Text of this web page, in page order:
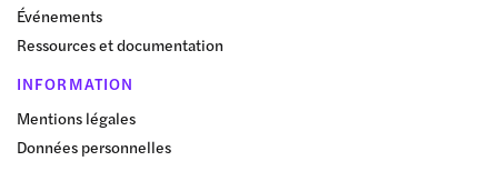
Événements
Ressources et documentation
INFORMATION
Mentions légales
Données personnelles